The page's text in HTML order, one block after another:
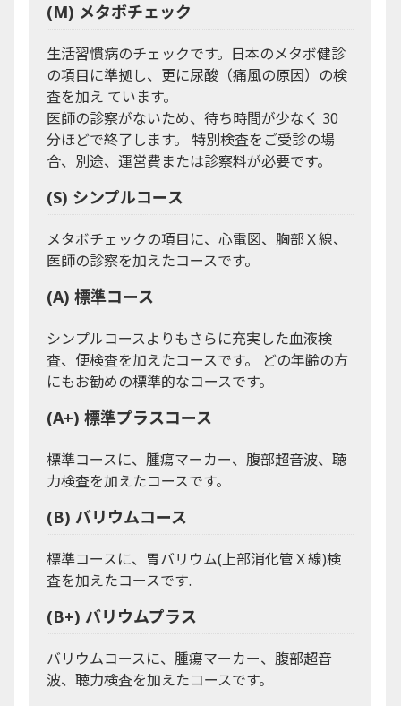
(M) メタボチェック
生活習慣病のチェックです。日本のメタボ健診
の項目に準拠し、更に尿酸（痛風の原因）の検
査を加え ています。
医師の診察がないため、待ち時間が少なく 30
分ほどで終了します。 特別検査をご受診の場
合、別途、運営費または診察料が必要です。
(S) シンプルコース
メタボチェックの項目に、心電図、胸部Ｘ線、
医師の診察を加えたコースです。
(A) 標準コース
シンプルコースよりもさらに充実した血液検
査、便検査を加えたコースです。 どの年齢の方
にもお勧めの標準的なコースです。
(A+) 標準プラスコース
標準コースに、腫瘍マーカー、腹部超音波、聴
力検査を加えたコースです。
(B) バリウムコース
標準コースに、胃バリウム(上部消化管Ｘ線)検
査を加えたコースです.
(B+) バリウムプラス
バリウムコースに、腫瘍マーカー、腹部超音
波、聴力検査を加えたコースです。